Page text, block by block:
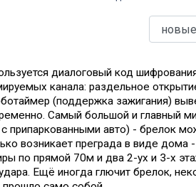
диалоговый код
канала: раздельное
(поддержка зажигания)
Самый большой и главный
припаркованными авто) - брелок
возникает преграда в виде дома
по прямой 70м и два 2-ух и 3-х
Ещё иногда глючит брелок,